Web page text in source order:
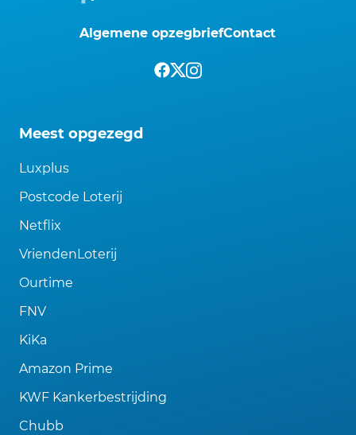
Algemene opzegbriefContact
Meest opgezegd
Luxplus
Postcode Loterij
Netflix
VriendenLoterij
Ourtime
FNV
KiKa
Amazon Prime
KWF Kankerbestrijding
Chubb